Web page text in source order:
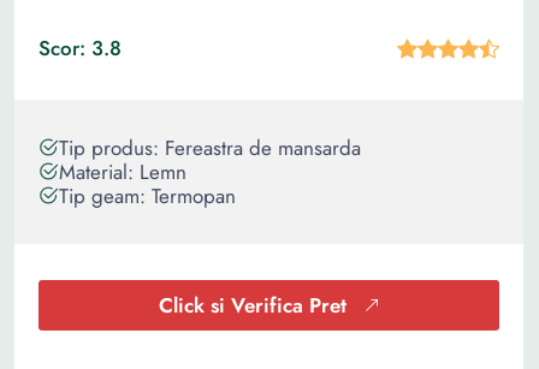
Scor: 3.8
Tip produs: Fereastra de mansarda
Material: Lemn
Tip geam: Termopan
Click si Verifica Pret